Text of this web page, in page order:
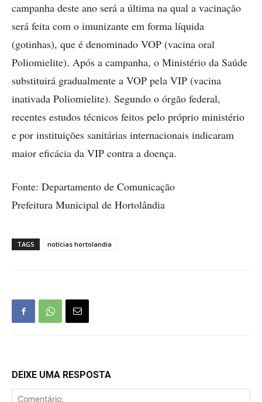
campanha deste ano será a última na qual a vacinação
será feita com o imunizante em forma líquida
(gotinhas), que é denominado VOP (vacina oral
Poliomielite). Após a campanha, o Ministério da Saúde
substituirá gradualmente a VOP pela VIP (vacina
inativada Poliomielite). Segundo o órgão federal,
recentes estudos técnicos feitos pelo próprio ministério
e por instituições sanitárias internacionais indicaram
maior eficácia da VIP contra a doença.
Fonte: Departamento de Comunicação
Prefeitura Municipal de Hortolândia
TAGS notícias hortolandia
DEIXE UMA RESPOSTA